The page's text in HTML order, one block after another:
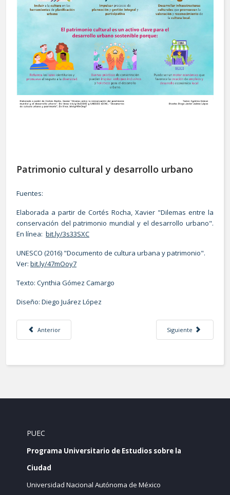
Patrimonio cultural y desarrollo urbano
Fuentes:
Elaborada a partir de Cortés Rocha, Xavier "Dilemas entre la
conservación del patrimonio mundial y el desarrollo urbano".
En línea: bit.ly/3s33SXC
UNESCO (2016) "Documento de cultura urbana y patrimonio".
Ver: bit.ly/47mOoy7
Texto: Cynthia Gómez Camargo
Diseño: Diego Juárez López
Artículo anterior: El tranvía en la historia de la Ciudad de México
Anterior Artículo siguiente:
Siguiente
PUEC
Programa Universitario de Estudios sobre la
Ciudad
Universidad Nacional Autónoma de México